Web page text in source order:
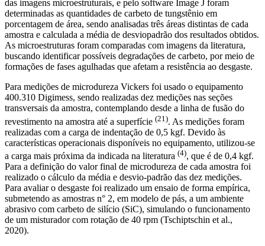
das imagens microestruturais, e pelo software Image J foram
determinadas as quantidades de carbeto de tungstênio em
porcentagem de área, sendo analisadas três áreas distintas de cada
amostra e calculada a média de desviopadrão dos resultados obtidos.
As microestruturas foram comparadas com imagens da literatura,
buscando identificar possíveis degradações de carbeto, por meio de
formações de fases agulhadas que afetam a resistência ao desgaste.
Para medições de microdureza Vickers foi usado o equipamento
400.310 Digimess, sendo realizadas dez medições nas seções
transversais da amostra, contemplando desde a linha de fusão do
revestimento na amostra até a superfície (21). As medições foram
realizadas com a carga de indentação de 0,5 kgf. Devido às
características operacionais disponíveis no equipamento, utilizou-se
a carga mais próxima da indicada na literatura (4), que é de 0,4 kgf.
Para a definição do valor final de microdureza de cada amostra foi
realizado o cálculo da média e desvio-padrão das dez medições.
Para avaliar o desgaste foi realizado um ensaio de forma empírica,
submetendo as amostras n° 2, em modelo de pás, a um ambiente
abrasivo com carbeto de silício (SiC), simulando o funcionamento
de um misturador com rotação de 40 rpm (Tschiptschin et al.,
2020).